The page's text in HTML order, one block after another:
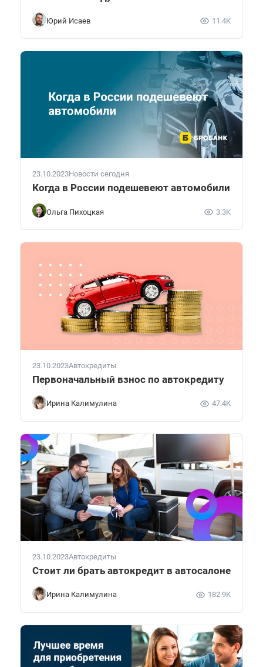
Юрий Исаев 11.4K
23.10.2023Новости сегодня
Когда в России подешевеют автомобили
Ольга Пихоцкая 3.3K
23.10.2023Автокредиты
Первоначальный взнос по автокредиту
Ирина Калимулина 47.4K
23.10.2023Автокредиты
Стоит ли брать автокредит в автосалоне
Ирина Калимулина 182.9K